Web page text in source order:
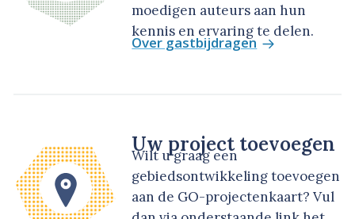
moedigen auteurs aan hun
kennis en ervaring te delen.
Over gastbijdragen
Uw project toevoegen
Wilt u graag een
gebiedsontwikkeling toevoegen
aan de GO-projectenkaart? Vul